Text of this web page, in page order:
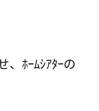
ﾎｰﾑｼｱﾀｰの